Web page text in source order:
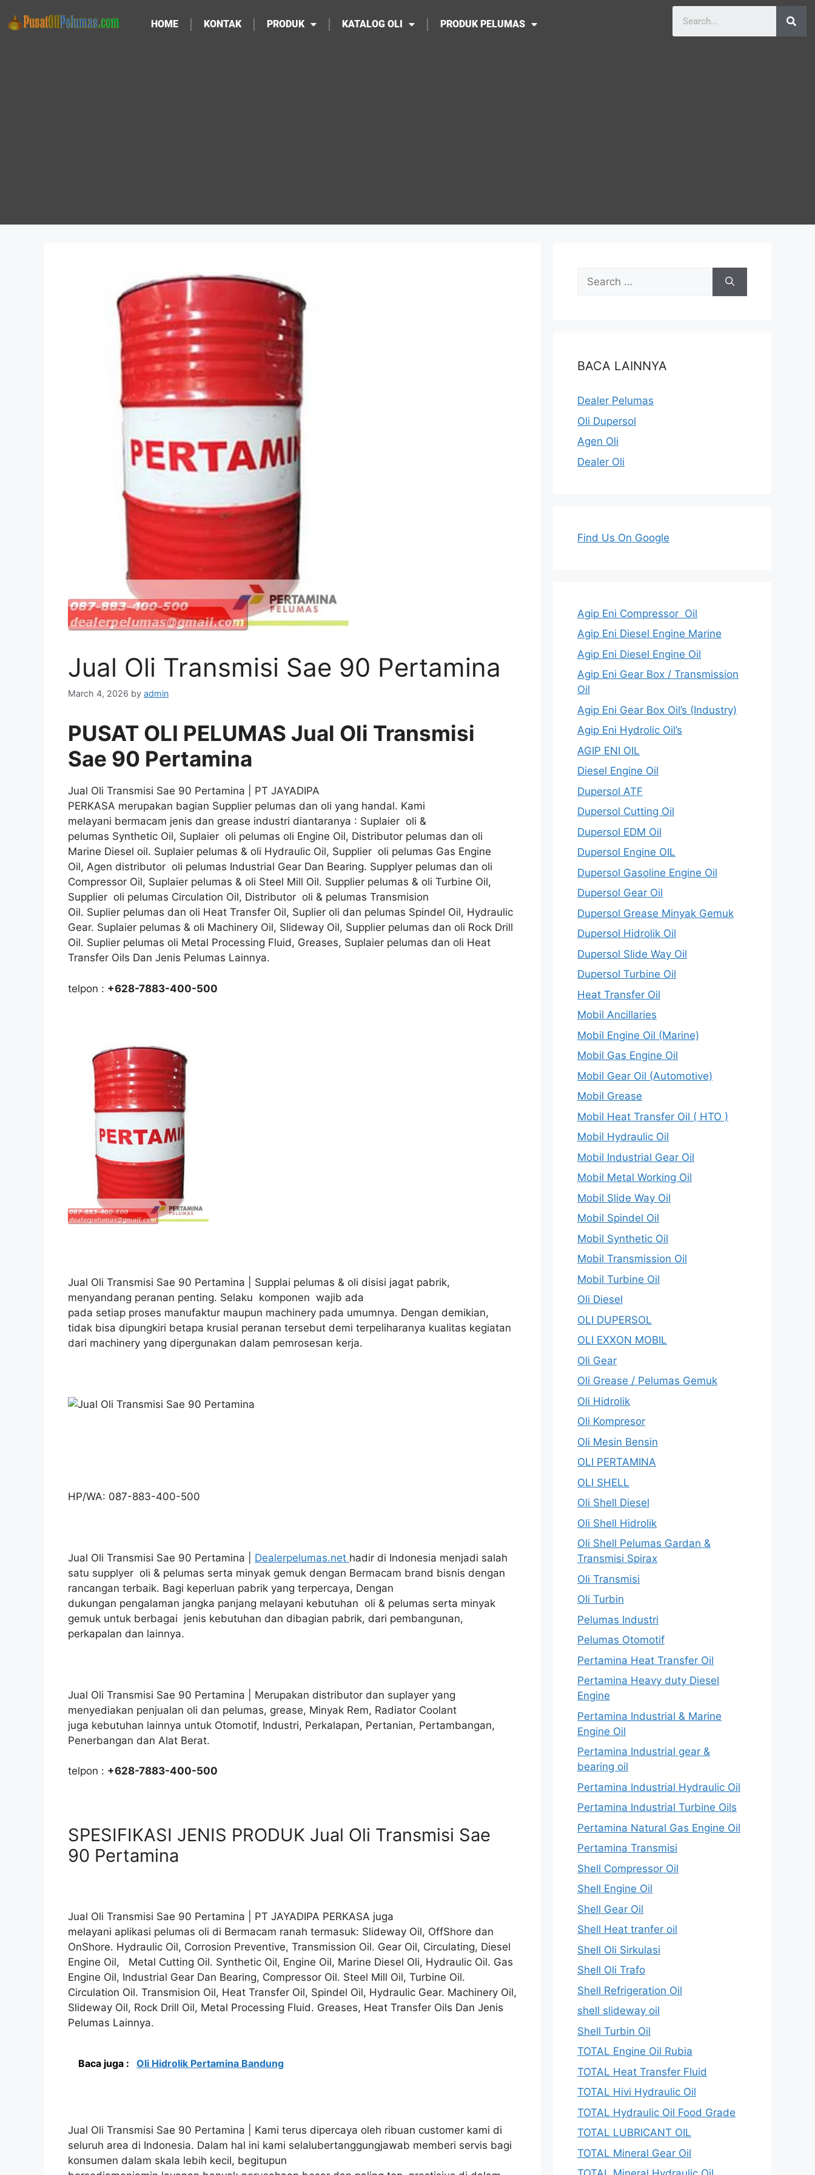
HOME KONTAK PRODUK KATALOG OLI PRODUK PELUMAS
Jual Oli Transmisi Sae 90 Pertamina
March 4, 2026 by admin
PUSAT OLI PELUMAS Jual Oli Transmisi
Sae 90 Pertamina
Jual Oli Transmisi Sae 90 Pertamina | PT JAYADIPA
PERKASA merupakan bagian Supplier pelumas dan oli yang handal. Kami
melayani bermacam jenis dan grease industri diantaranya : Suplaier oli &
pelumas Synthetic Oil, Suplaier oli pelumas oli Engine Oil, Distributor pelumas dan oli
Marine Diesel oil. Suplaier pelumas & oli Hydraulic Oil, Supplier oli pelumas Gas Engine
Oil, Agen distributor oli pelumas Industrial Gear Dan Bearing. Supplyer pelumas dan oli
Compressor Oil, Suplaier pelumas & oli Steel Mill Oil. Supplier pelumas & oli Turbine Oil,
Supplier oli pelumas Circulation Oil, Distributor oli & pelumas Transmision
Oil. Suplier pelumas dan oli Heat Transfer Oil, Suplier oli dan pelumas Spindel Oil, Hydraulic
Gear. Suplaier pelumas & oli Machinery Oil, Slideway Oil, Supplier pelumas dan oli Rock Drill
Oil. Suplier pelumas oli Metal Processing Fluid, Greases, Suplaier pelumas dan oli Heat
Transfer Oils Dan Jenis Pelumas Lainnya.
telpon : +628-7883-400-500
Jual Oli Transmisi Sae 90 Pertamina | Supplai pelumas & oli disisi jagat pabrik,
menyandang peranan penting. Selaku komponen wajib ada
pada setiap proses manufaktur maupun machinery pada umumnya. Dengan demikian,
tidak bisa dipungkiri betapa krusial peranan tersebut demi terpeliharanya kualitas kegiatan
dari machinery yang dipergunakan dalam pemrosesan kerja.
HP/WA: 087-883-400-500
Jual Oli Transmisi Sae 90 Pertamina | Dealerpelumas.net hadir di Indonesia menjadi salah
satu supplyer oli & pelumas serta minyak gemuk dengan Bermacam brand bisnis dengan
rancangan terbaik. Bagi keperluan pabrik yang terpercaya, Dengan
dukungan pengalaman jangka panjang melayani kebutuhan oli & pelumas serta minyak
gemuk untuk berbagai jenis kebutuhan dan dibagian pabrik, dari pembangunan,
perkapalan dan lainnya.
Jual Oli Transmisi Sae 90 Pertamina | Merupakan distributor dan suplayer yang
menyediakan penjualan oli dan pelumas, grease, Minyak Rem, Radiator Coolant
juga kebutuhan lainnya untuk Otomotif, Industri, Perkalapan, Pertanian, Pertambangan,
Penerbangan dan Alat Berat.
telpon : +628-7883-400-500
SPESIFIKASI JENIS PRODUK Jual Oli Transmisi Sae
90 Pertamina
Jual Oli Transmisi Sae 90 Pertamina | PT JAYADIPA PERKASA juga
melayani aplikasi pelumas oli di Bermacam ranah termasuk: Slideway Oil, OffShore dan
OnShore. Hydraulic Oil, Corrosion Preventive, Transmission Oil. Gear Oil, Circulating, Diesel
Engine Oil, Metal Cutting Oil. Synthetic Oil, Engine Oil, Marine Diesel Oli, Hydraulic Oil. Gas
Engine Oil, Industrial Gear Dan Bearing, Compressor Oil. Steel Mill Oil, Turbine Oil.
Circulation Oil. Transmision Oil, Heat Transfer Oil, Spindel Oil, Hydraulic Gear. Machinery Oil,
Slideway Oil, Rock Drill Oil, Metal Processing Fluid. Greases, Heat Transfer Oils Dan Jenis
Pelumas Lainnya.
Baca juga : Oli Hidrolik Pertamina Bandung
Jual Oli Transmisi Sae 90 Pertamina | Kami terus dipercaya oleh ribuan customer kami di
seluruh area di Indonesia. Dalam hal ini kami selalubertanggungjawab memberi servis bagi
konsumen dalam skala lebih kecil, begitupun
BACA LAINNYA
Dealer Pelumas
Oli Dupersol
Agen Oli
Dealer Oli
Find Us On Google
Agip Eni Compressor Oil
Agip Eni Diesel Engine Marine
Agip Eni Diesel Engine Oil
Agip Eni Gear Box / Transmission
Oil
Agip Eni Gear Box Oil’s (Industry)
Agip Eni Hydrolic Oil’s
AGIP ENI OIL
Diesel Engine Oil
Dupersol ATF
Dupersol Cutting Oil
Dupersol EDM Oil
Dupersol Engine OIL
Dupersol Gasoline Engine Oil
Dupersol Gear Oil
Dupersol Grease Minyak Gemuk
Dupersol Hidrolik Oil
Dupersol Slide Way Oil
Dupersol Turbine Oil
Heat Transfer Oil
Mobil Ancillaries
Mobil Engine Oil (Marine)
Mobil Gas Engine Oil
Mobil Gear Oil (Automotive)
Mobil Grease
Mobil Heat Transfer Oil ( HTO )
Mobil Hydraulic Oil
Mobil Industrial Gear Oil
Mobil Metal Working Oil
Mobil Slide Way Oil
Mobil Spindel Oil
Mobil Synthetic Oil
Mobil Transmission Oil
Mobil Turbine Oil
Oli Diesel
OLI DUPERSOL
OLI EXXON MOBIL
Oli Gear
Oli Grease / Pelumas Gemuk
Oli Hidrolik
Oli Kompresor
Oli Mesin Bensin
OLI PERTAMINA
OLI SHELL
Oli Shell Diesel
Oli Shell Hidrolik
Oli Shell Pelumas Gardan &
Transmisi Spirax
Oli Transmisi
Oli Turbin
Pelumas Industri
Pelumas Otomotif
Pertamina Heat Transfer Oil
Pertamina Heavy duty Diesel
Engine
Pertamina Industrial & Marine
Engine Oil
Pertamina Industrial gear &
bearing oil
Pertamina Industrial Hydraulic Oil
Pertamina Industrial Turbine Oils
Pertamina Natural Gas Engine Oil
Pertamina Transmisi
Shell Compressor Oil
Shell Engine Oil
Shell Gear Oil
Shell Heat tranfer oil
Shell Oli Sirkulasi
Shell Oli Trafo
Shell Refrigeration Oil
shell slideway oil
Shell Turbin Oil
TOTAL Engine Oil Rubia
TOTAL Heat Transfer Fluid
TOTAL Hivi Hydraulic Oil
TOTAL Hydraulic Oil Food Grade
TOTAL LUBRICANT OIL
TOTAL Mineral Gear Oil